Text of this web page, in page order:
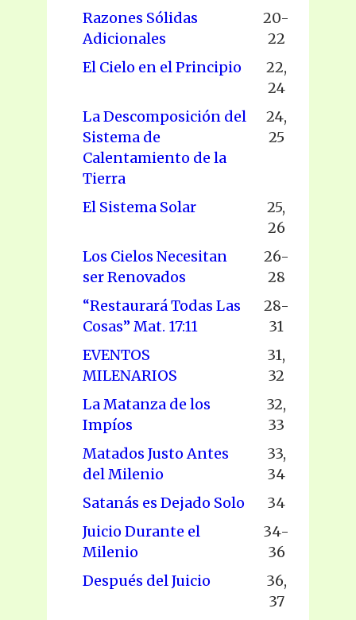
Razones Sólidas
Adicionales
20-
22
El Cielo en el Principio
22,
24
La Descomposición del
Sistema de
Calentamiento de la
Tierra
24,
25
El Sistema Solar
25,
26
Los Cielos Necesitan
ser Renovados
26-
28
“Restaurará Todas Las
Cosas” Mat. 17:11
28-
31
EVENTOS
MILENARIOS
31,
32
La Matanza de los
Impíos
32,
33
Matados Justo Antes
del Milenio
33,
34
Satanás es Dejado Solo
34
Juicio Durante el
Milenio
34-
36
Después del Juicio
36,
37